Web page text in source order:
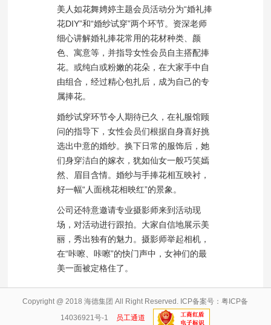
美人如花舞娉婷主题会员活动分为“婚礼捧
花DIY”和“婚纱试穿”两个环节。资深老师
细心讲解婚礼捧花常用的花材种类、颜
色、寓意等，并指导女性会员自主搭配捧
花。或纯白或粉嫩的花朵，在大家手中自
由组合，经过精心包扎后，成为自己的专
属捧花。
婚纱试穿环节令人期待已久，在礼服馆顾
问的指导下，女性会员们根据自身喜好挑
选出中意的婚纱。换下日常的服饰后，她
们身穿洁白的嫁衣，犹如仙女一般巧笑嫣
然、眉目含情。婚纱与手捧花相互映衬，
好一幅“人面桃花相映红”的景象。
公司还特意邀请专业摄影师来到活动现
场，对活动进行跟拍。大家自信地展示美
丽，秀出独有的魅力。摄影师举起相机，
在“咔嚓、咔嚓”的快门声中，女神们的最
美一面被定格住了。
Copyright @ 2018 海德集团 All Right Reserved. ICP备案号：粤ICP备
14036921号-1
员工通道